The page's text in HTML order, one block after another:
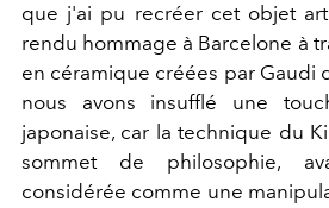
que j'ai pu recréer cet objet
rendu hommage à Barcelone à
en céramique créées par Gaudi
nous avons insufflé une
japonaise, car la technique du
sommet de philosophie,
considérée comme une